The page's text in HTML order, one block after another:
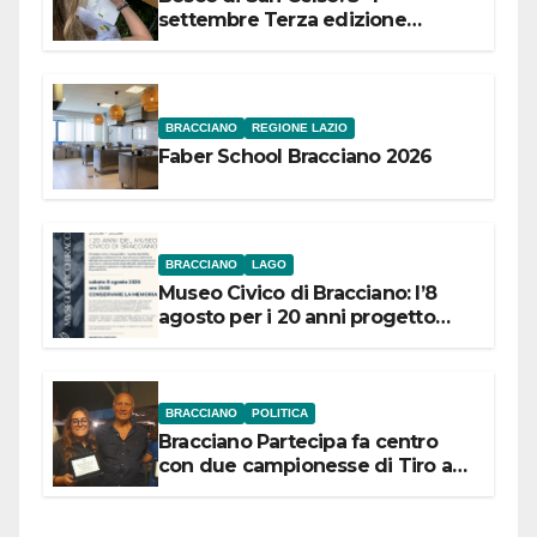
settembre Terza edizione
BRACCIANO REGIONE LAZIO
Faber School Bracciano 2026
BRACCIANO LAGO
Museo Civico di Bracciano: l’8
agosto per i 20 anni progetto
BRACCIANO POLITICA
Bracciano Partecipa fa centro
con due campionesse di Tiro a